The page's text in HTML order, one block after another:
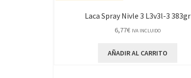
Laca Spray Nivle 3 L3v3l-3 383gr
6,77€ IVA INCLUIDO
AÑADIR AL CARRITO